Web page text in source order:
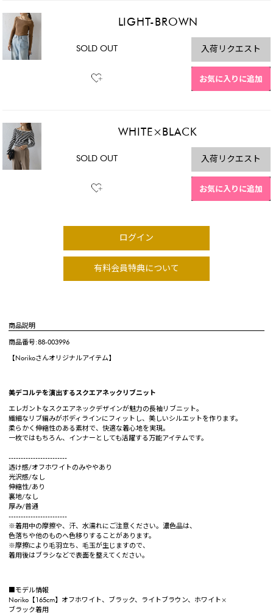
LIGHT-BROWN
SOLD OUT 入荷リクエスト
お気に入りに追加
WHITE×BLACK
SOLD OUT 入荷リクエスト
お気に入りに追加
ログイン
有料会員特典について
商品説明
商品番号:88-003996
【Norikoさんオリジナルアイテム】
美デコルテを演出するスクエアネックリブニット
エレガントなスクエアネックデザインが魅力の長袖リブニット。
繊細なリブ編みがボディラインにフィットし、美しいシルエットを作ります。
柔らかく伸縮性のある素材で、快適な着心地を実現。
一枚ではもちろん、インナーとしても活躍する万能アイテムです。
------------------------
透け感/オフホワイトのみややあり
光沢感/なし
伸縮性/あり
裏地/なし
厚み/普通
------------------------
※着用中の摩擦や、汗、水濡れにご注意ください。濃色品は、
色落ちや他のものへ色移りすることがあります。
※摩擦により毛羽立ち、毛玉が生じますので、
着用後はブラシなどで表面を整えてください。
■モデル情報
Noriko【165cm】オフホワイト、ブラック、ライトブラウン、ホワイト×
ブラック着用